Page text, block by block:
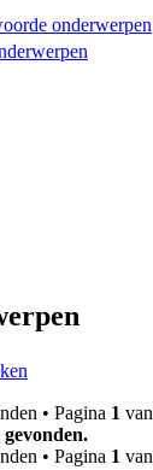
onderwerpen
• Pagina 1 van
• Pagina 1 van